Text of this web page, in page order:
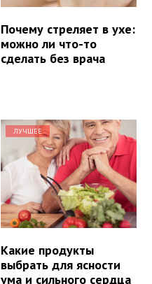
Почему стреляет в ухе:
можно ли что-то
сделать без врача
ЛУЧШЕЕ
Какие продукты
выбрать для ясности
ума и сильного сердца